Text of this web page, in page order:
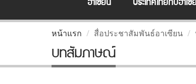
หน้าแรก สื่อประชาสัมพันธ์อาเซียน
บทสัมภาษณ์